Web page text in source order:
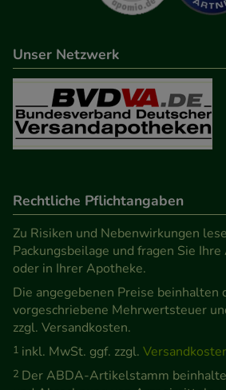
Unser Netzwerk
Rechtliche Pflichtangaben
Zu Risiken und Nebenwirkungen
Packungsbeilage und fragen Sie
oder in Ihrer Apotheke.
Die angegebenen Preise beinhalten
vorgeschriebene Mehrwertsteuer
zzgl. Versandkosten.
1 inkl. MwSt. ggf. zzgl.
2 Der ABDA-Artikelstamm